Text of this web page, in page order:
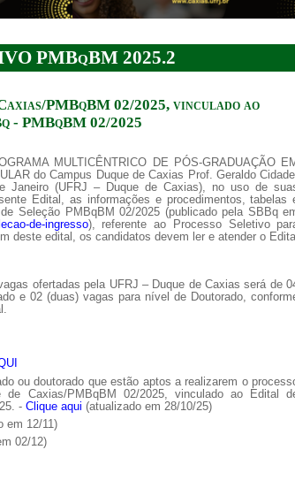
PMBqBM 2025.2
PMBqBM 02/2025, vinculado ao
- PMBqBM 02/2025
MULTICÊNTRICO DE PÓS-GRADUAÇÃO
do Campus Duque de Caxias Prof. Geraldo Cidade,
Janeiro (UFRJ – Duque de Caxias), no uso de
Edital, as informações e procedimentos, tabelas
Seleção PMBqBM 02/2025 (publicado pela SBBq
de-ingresso), referente ao Processo Seletivo
deste edital, os candidatos devem ler e atender o Edital
ofertadas pela UFRJ – Duque de Caxias será de
e 02 (duas) vagas para nível de Doutorado,
ou doutorado que estão aptos a realizarem o
Caxias/PMBqBM 02/2025, vinculado ao Edital
- Clique aqui (atualizado em 28/10/25)
em 12/11)
02/12)
https://www.youtube.com/channel/UC46BbEKCwNCdJvi4sNpOf3w